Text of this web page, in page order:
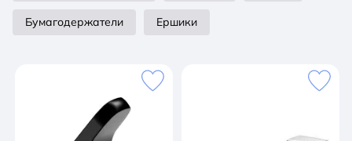
Бумагодержатели Ершики